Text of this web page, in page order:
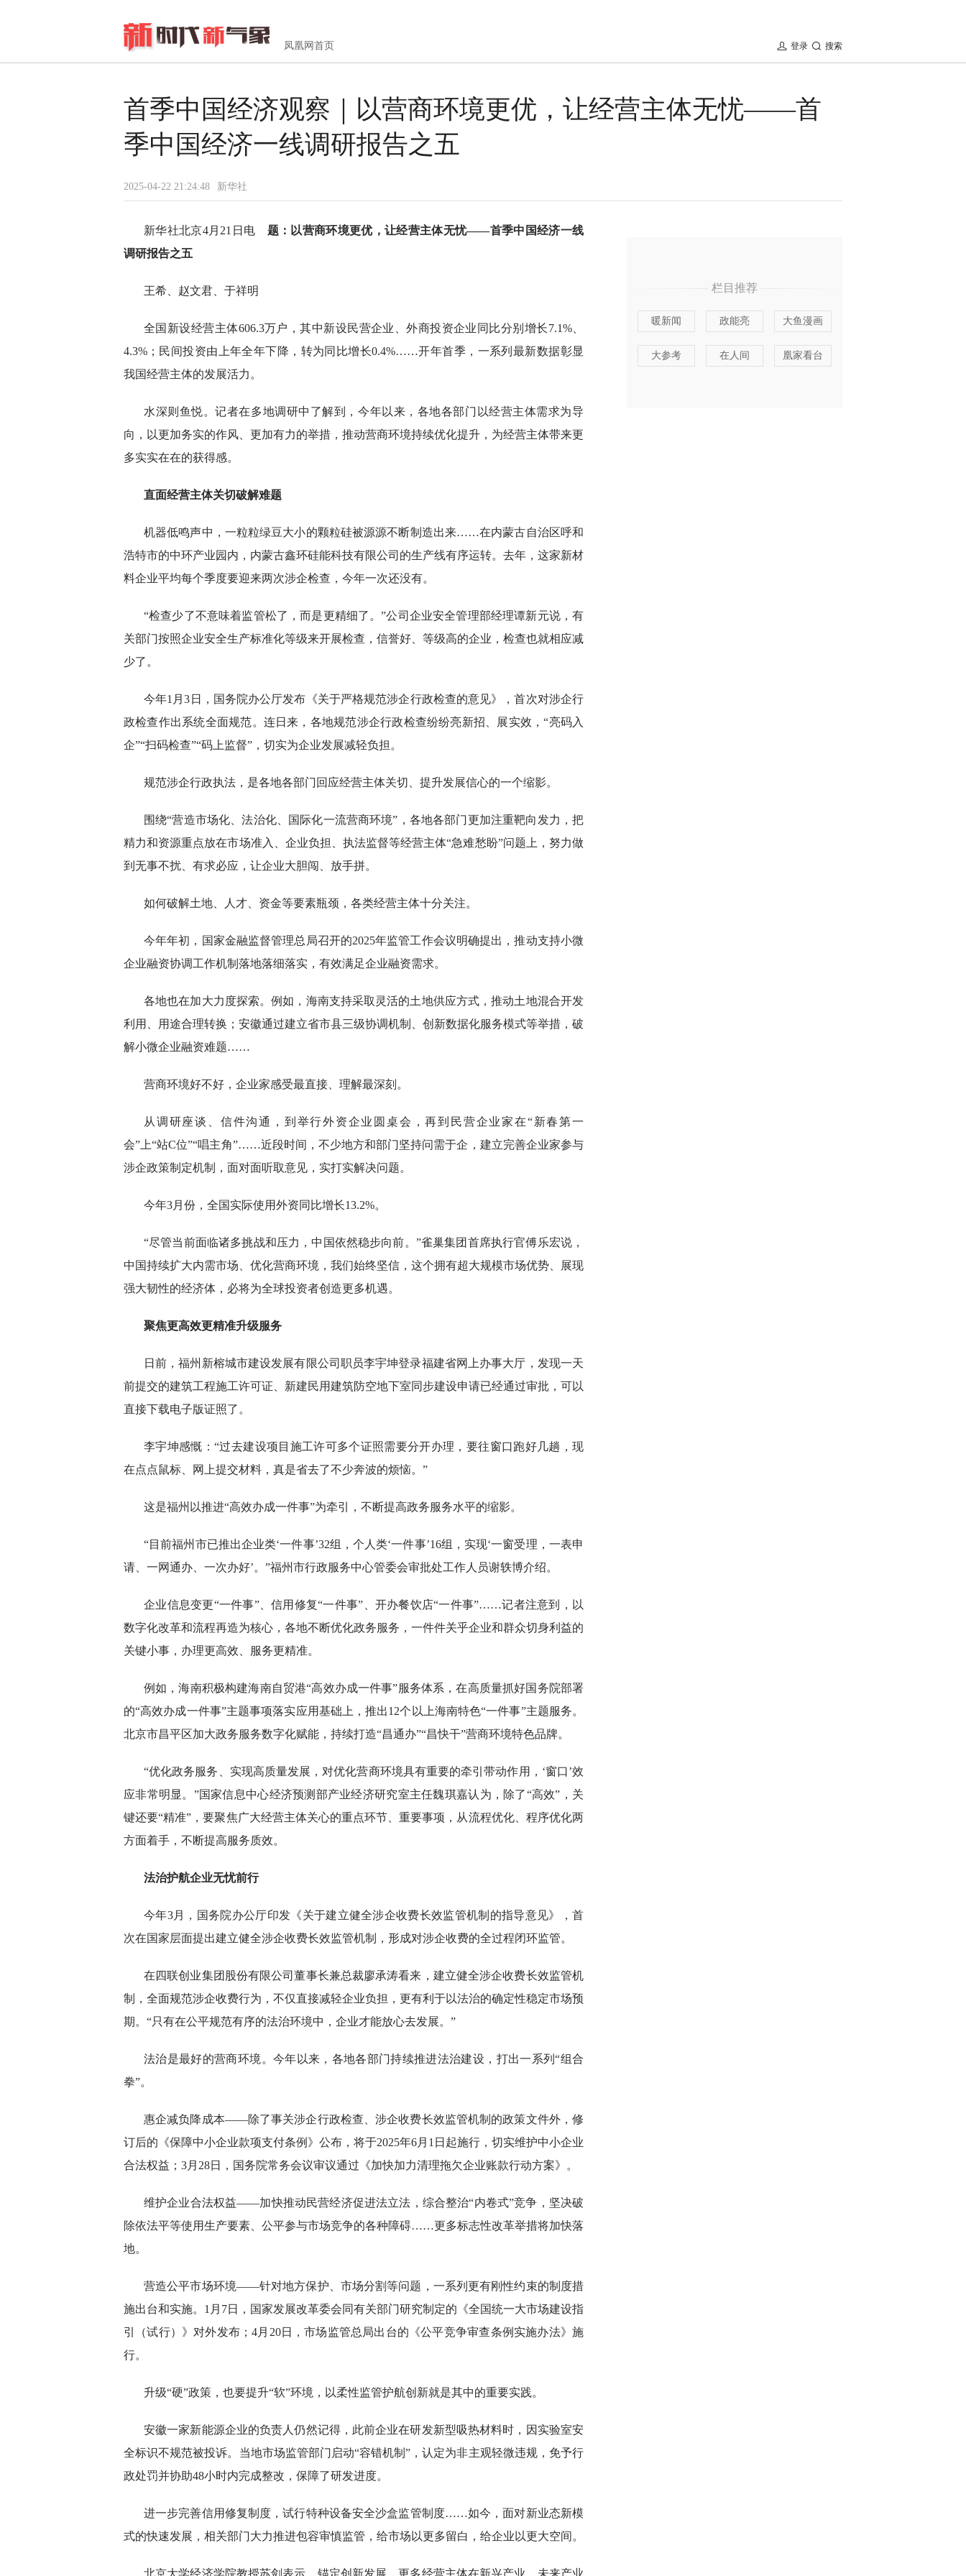
凤凰网首页 搜索
登录
首季中国经济观察｜以营商环境更优，让经营主体无忧——首
季中国经济一线调研报告之五
2025-04-22 21:24:48 新华社
新华社北京4月21日电 题：以营商环境更优，让经营主体无忧——首季中国经济一线
调研报告之五
王希、赵文君、于祥明
全国新设经营主体606.3万户，其中新设民营企业、外商投资企业同比分别增长7.1%、
4.3%；民间投资由上年全年下降，转为同比增长0.4%……开年首季，一系列最新数据彰显
我国经营主体的发展活力。
水深则鱼悦。记者在多地调研中了解到，今年以来，各地各部门以经营主体需求为导
向，以更加务实的作风、更加有力的举措，推动营商环境持续优化提升，为经营主体带来更
多实实在在的获得感。
直面经营主体关切破解难题
机器低鸣声中，一粒粒绿豆大小的颗粒硅被源源不断制造出来……在内蒙古自治区呼和
浩特市的中环产业园内，内蒙古鑫环硅能科技有限公司的生产线有序运转。去年，这家新材
料企业平均每个季度要迎来两次涉企检查，今年一次还没有。
“检查少了不意味着监管松了，而是更精细了。”公司企业安全管理部经理谭新元说，有
关部门按照企业安全生产标准化等级来开展检查，信誉好、等级高的企业，检查也就相应减
少了。
今年1月3日，国务院办公厅发布《关于严格规范涉企行政检查的意见》，首次对涉企行
政检查作出系统全面规范。连日来，各地规范涉企行政检查纷纷亮新招、展实效，“亮码入
企”“扫码检查”“码上监督”，切实为企业发展减轻负担。
规范涉企行政执法，是各地各部门回应经营主体关切、提升发展信心的一个缩影。
围绕“营造市场化、法治化、国际化一流营商环境”，各地各部门更加注重靶向发力，把
精力和资源重点放在市场准入、企业负担、执法监督等经营主体“急难愁盼”问题上，努力做
到无事不扰、有求必应，让企业大胆闯、放手拼。
如何破解土地、人才、资金等要素瓶颈，各类经营主体十分关注。
今年年初，国家金融监督管理总局召开的2025年监管工作会议明确提出，推动支持小微
企业融资协调工作机制落地落细落实，有效满足企业融资需求。
各地也在加大力度探索。例如，海南支持采取灵活的土地供应方式，推动土地混合开发
利用、用途合理转换；安徽通过建立省市县三级协调机制、创新数据化服务模式等举措，破
解小微企业融资难题……
营商环境好不好，企业家感受最直接、理解最深刻。
从调研座谈、信件沟通，到举行外资企业圆桌会，再到民营企业家在“新春第一
会”上“站C位”“唱主角”……近段时间，不少地方和部门坚持问需于企，建立完善企业家参与
涉企政策制定机制，面对面听取意见，实打实解决问题。
今年3月份，全国实际使用外资同比增长13.2%。
“尽管当前面临诸多挑战和压力，中国依然稳步向前。”雀巢集团首席执行官傅乐宏说，
中国持续扩大内需市场、优化营商环境，我们始终坚信，这个拥有超大规模市场优势、展现
强大韧性的经济体，必将为全球投资者创造更多机遇。
聚焦更高效更精准升级服务
日前，福州新榕城市建设发展有限公司职员李宇坤登录福建省网上办事大厅，发现一天
前提交的建筑工程施工许可证、新建民用建筑防空地下室同步建设申请已经通过审批，可以
直接下载电子版证照了。
李宇坤感慨：“过去建设项目施工许可多个证照需要分开办理，要往窗口跑好几趟，现
在点点鼠标、网上提交材料，真是省去了不少奔波的烦恼。”
这是福州以推进“高效办成一件事”为牵引，不断提高政务服务水平的缩影。
“目前福州市已推出企业类‘一件事’32组，个人类‘一件事’16组，实现‘一窗受理，一表申
请、一网通办、一次办好’。”福州市行政服务中心管委会审批处工作人员谢轶博介绍。
企业信息变更“一件事”、信用修复“一件事”、开办餐饮店“一件事”……记者注意到，以
数字化改革和流程再造为核心，各地不断优化政务服务，一件件关乎企业和群众切身利益的
关键小事，办理更高效、服务更精准。
例如，海南积极构建海南自贸港“高效办成一件事”服务体系，在高质量抓好国务院部署
的“高效办成一件事”主题事项落实应用基础上，推出12个以上海南特色“一件事”主题服务。
北京市昌平区加大政务服务数字化赋能，持续打造“昌通办”“昌快干”营商环境特色品牌。
“优化政务服务、实现高质量发展，对优化营商环境具有重要的牵引带动作用，‘窗口’效
应非常明显。”国家信息中心经济预测部产业经济研究室主任魏琪嘉认为，除了“高效”，关
键还要“精准”，要聚焦广大经营主体关心的重点环节、重要事项，从流程优化、程序优化两
方面着手，不断提高服务质效。
法治护航企业无忧前行
今年3月，国务院办公厅印发《关于建立健全涉企收费长效监管机制的指导意见》，首
次在国家层面提出建立健全涉企收费长效监管机制，形成对涉企收费的全过程闭环监管。
在四联创业集团股份有限公司董事长兼总裁廖承涛看来，建立健全涉企收费长效监管机
制，全面规范涉企收费行为，不仅直接减轻企业负担，更有利于以法治的确定性稳定市场预
期。“只有在公平规范有序的法治环境中，企业才能放心去发展。”
法治是最好的营商环境。今年以来，各地各部门持续推进法治建设，打出一系列“组合
拳”。
惠企减负降成本——除了事关涉企行政检查、涉企收费长效监管机制的政策文件外，修
订后的《保障中小企业款项支付条例》公布，将于2025年6月1日起施行，切实维护中小企业
合法权益；3月28日，国务院常务会议审议通过《加快加力清理拖欠企业账款行动方案》。
维护企业合法权益——加快推动民营经济促进法立法，综合整治“内卷式”竞争，坚决破
除依法平等使用生产要素、公平参与市场竞争的各种障碍……更多标志性改革举措将加快落
地。
营造公平市场环境——针对地方保护、市场分割等问题，一系列更有刚性约束的制度措
施出台和实施。1月7日，国家发展改革委会同有关部门研究制定的《全国统一大市场建设指
引（试行）》对外发布；4月20日，市场监管总局出台的《公平竞争审查条例实施办法》施
行。
升级“硬”政策，也要提升“软”环境，以柔性监管护航创新就是其中的重要实践。
安徽一家新能源企业的负责人仍然记得，此前企业在研发新型吸热材料时，因实验室安
全标识不规范被投诉。当地市场监管部门启动“容错机制”，认定为非主观轻微违规，免予行
政处罚并协助48小时内完成整改，保障了研发进度。
进一步完善信用修复制度，试行特种设备安全沙盒监管制度……如今，面对新业态新模
式的快速发展，相关部门大力推进包容审慎监管，给市场以更多留白，给企业以更大空间。
北京大学经济学院教授苏剑表示，锚定创新发展，更多经营主体在新兴产业、未来产业
栏目推荐
暖新闻 政能亮 大鱼漫画
大参考 在人间 凰家看台